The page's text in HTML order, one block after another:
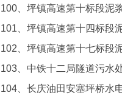
100、坪镇高速第十标段泥
101、坪镇高速第十四标段
102、坪镇高速第十七标段
103、中铁十二局隧道污水
104、长庆油田安塞坪桥水